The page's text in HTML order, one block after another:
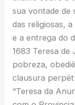
sua vontade de
das religiosas,
e a entrega do
1683 Teresa de
pobreza,
clausura
“Teresa da